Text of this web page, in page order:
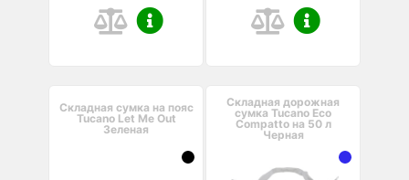
Складная сумка на пояс
Tucano Let Me Out
Зеленая
Складная дорожная
сумка Tucano Eco
Compatto на 50 л
Черная